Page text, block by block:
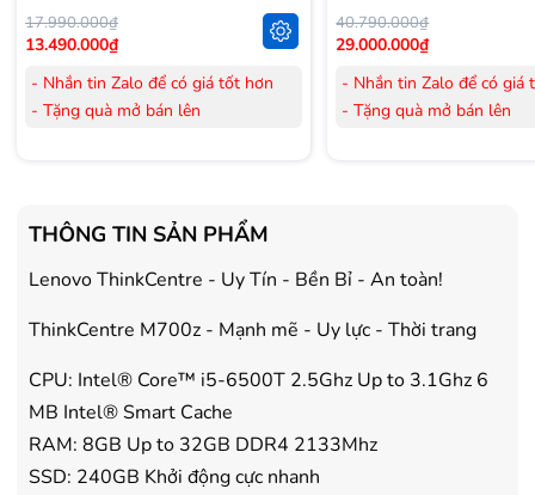
17.990.000₫
13.490.000₫
- Nhắn tin Zalo để có giá tốt hơn
- Tặng quà mở bán lên
- Tặng Voucher trị giá 150.000đ
mua Máy lọc Không khí
- Cam kết hàng mới 100%.
Hà Nội, Hồ Chí Minh
- Bảo hành 24 tháng chính hãng
40.790.000₫
29.000.000₫
- Nhắn tin Zalo để có giá
- Tặng quà mở bán lên
- Cam kết hàng mới
Hà Nội, Hồ Chí Minh
- Bảo hành 36 tháng
THÔNG TIN SẢN PHẨM
Lenovo ThinkCentre - Uy Tín - Bền Bỉ - An toàn!
ThinkCentre M700z - Mạnh mẽ - Uy lực - Thời trang
CPU: Intel® Core™ i5-6500T 2.5Ghz Up to 3.1Ghz 6
MB Intel® Smart Cache
RAM: 8GB Up to 32GB DDR4 2133Mhz
SSD: 240GB Khởi động cực nhanh